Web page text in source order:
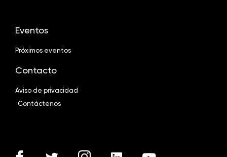
Eventos
Próximos eventos
Contacto
Aviso de privacidad
Contáctenos